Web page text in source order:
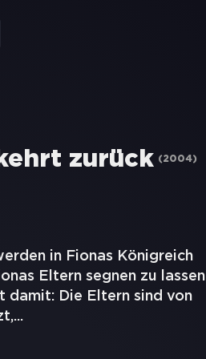
zurück (2004)
in Fionas Königreich
Eltern segnen zu lassen
damit: Die Eltern sind von
...